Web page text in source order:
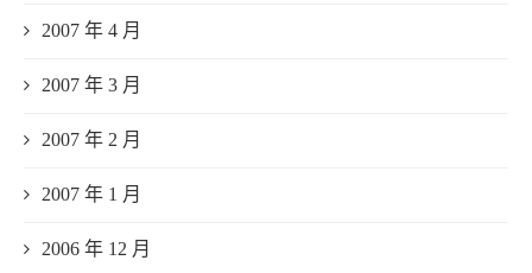
2007 年 4 月
2007 年 3 月
2007 年 2 月
2007 年 1 月
2006 年 12 月